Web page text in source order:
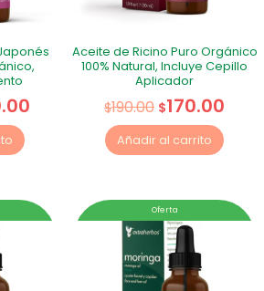
Aceite de Ricino Puro Orgánico
100% Natural, Incluye Cepillo
Aplicador
$190.00 $170.00
Añadir al carrito
Oferta